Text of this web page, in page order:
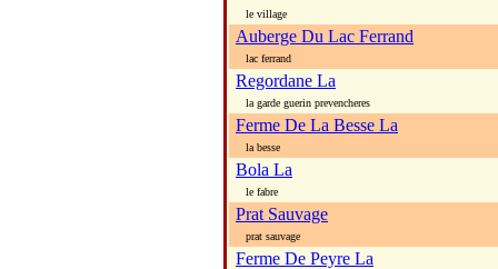
le village
Auberge Du Lac Ferrand
lac ferrand
Regordane La
la garde guerin prevencheres
Ferme De La Besse La
la besse
Bola La
le fabre
Prat Sauvage
prat sauvage
Ferme De Peyre La